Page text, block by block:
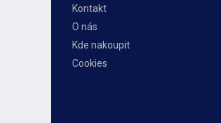
Kontakt
O nás
Kde nakoupit
Cookies